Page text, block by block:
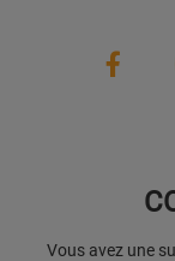
Vous avez une